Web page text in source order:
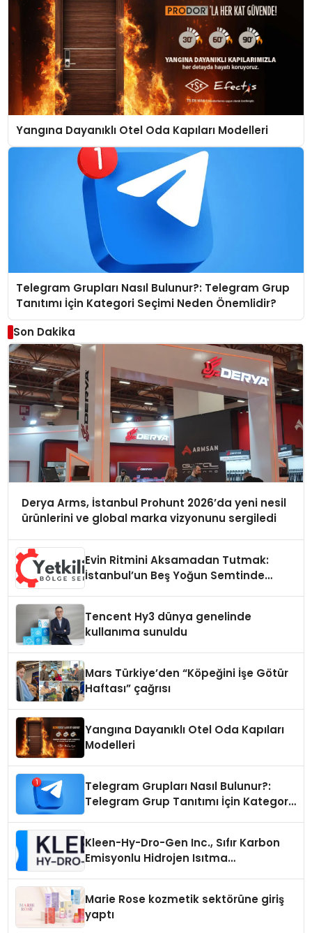
Yangına Dayanıklı Otel Oda Kapıları Modelleri
Telegram Grupları Nasıl Bulunur?: Telegram Grup
Tanıtımı İçin Kategori Seçimi Neden Önemlidir?
Son Dakika
Derya Arms, İstanbul Prohunt 2026’da yeni nesil
ürünlerini ve global marka vizyonunu sergiledi
Evin Ritmini Aksamadan Tutmak:
İstanbul’un Beş Yoğun Semtinde
Tencent Hy3 dünya genelinde
kullanıma sunuldu
Mars Türkiye’den “Köpeğini İşe Götür
Haftası” çağrısı
Yangına Dayanıklı Otel Oda Kapıları
Modelleri
Telegram Grupları Nasıl Bulunur?:
Telegram Grup Tanıtımı İçin Kategori
Kleen-Hy-Dro-Gen Inc., Sıfır Karbon
Emisyonlu Hidrojen Isıtma
Marie Rose kozmetik sektörüne giriş
yaptı